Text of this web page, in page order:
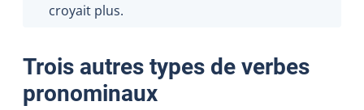
croyait plus.
Trois autres types de verbes
pronominaux